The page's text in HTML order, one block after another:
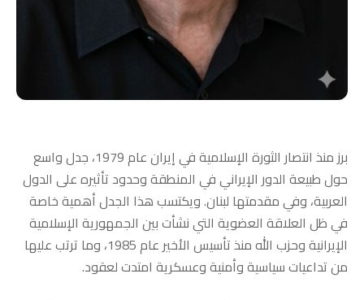
برز منذ انتصار الثورة الإسلامية في إيران عام 1979، جدل واسع
حول طبيعة الدور الإيراني في المنطقة وحدود تأثيره على الدول
العربية، وفي مقدمتها لبنان. ويكتسب هذا الجدل أهمية خاصة
في ظل العلاقة العضوية التي نشأت بين الجمهورية الإسلامية
الإيرانية وحزب الله منذ تأسيس الأخير عام 1985، وما ترتب عليها
من تداعيات سياسية وأمنية وعسكرية امتدت لعقود.